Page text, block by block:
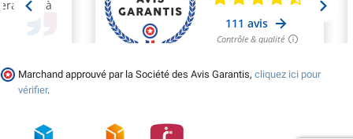
Marchand approuvé par la Société des Avis Garantis, cliquez ici pour
vérifier.